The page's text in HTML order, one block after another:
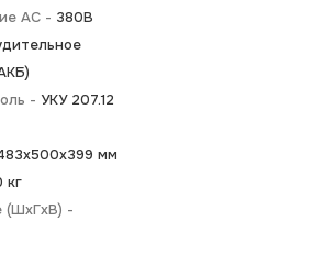
AC - 380В
- УКУ 207.12
мм
кг
(ШхГхВ) -